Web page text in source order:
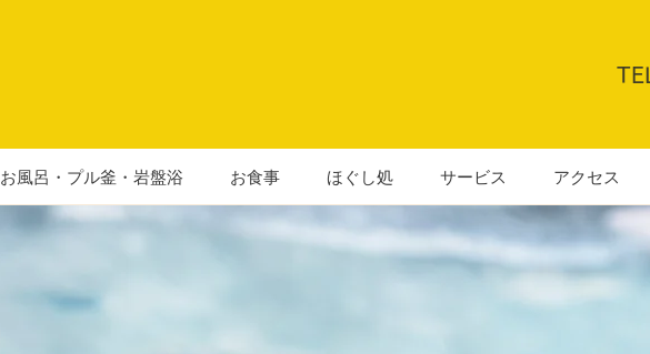
お風呂・プル釜・岩盤浴 お食事 ほぐし処 サービス アクセス